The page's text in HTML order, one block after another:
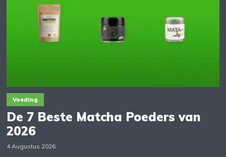
Voeding
De 7 Beste Matcha Poeders van
2026
4 Augustus 2026